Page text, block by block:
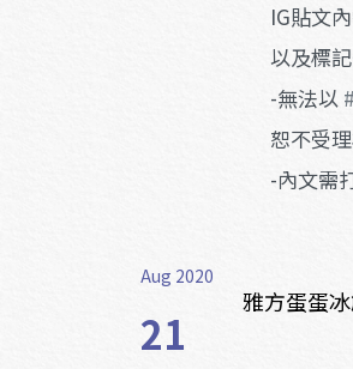
IG貼文
以及標
-無法以
恕不受
-內文需
Aug 2020
21
雅方蛋蛋